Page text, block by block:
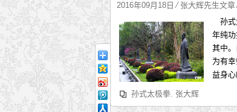
2016年09月18日 ⁄ 张大辉先生文章
孙式
年纯
其中
为有
益身
孙式太极拳, 张大辉